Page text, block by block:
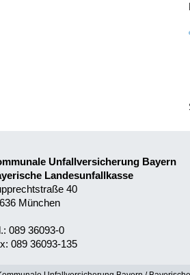
Unfallversicherung Bayern
Landesunfallkasse
40
München
089 36093-0
089 36093-135